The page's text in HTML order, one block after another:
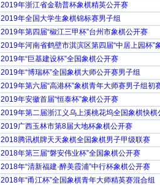
2019年浙江省金勒普杯象棋精英公开赛
2019年全国大学生象棋锦标赛男子组
2019年第四届“椒江三甲杯”台州市象棋公开赛
2019年河南省鹤壁市淇滨区第四届“中居上园杯”
2019年“巨基建设杯”全国象棋公开赛
2019年“博瑞杯”全国象棋大师公开赛男子组
2019年第六届“高港杯”象棋青年大师赛男子组初
2019年安徽首届“恒泰杯”象棋公开赛
2019年第二届浙江义乌上溪桃花坞全国象棋快棋
2019广西玉林市第8届大地杯象棋公开赛
2018腾讯棋牌天天象棋全国象棋男子甲级联赛
2018年第三届“磐安伟业杯”全国象棋公开赛
2018年“清新福建·醉美霞浦”中行杯象棋公开赛
2018年“甬江杯”全国象棋青年大师精英赛混合组